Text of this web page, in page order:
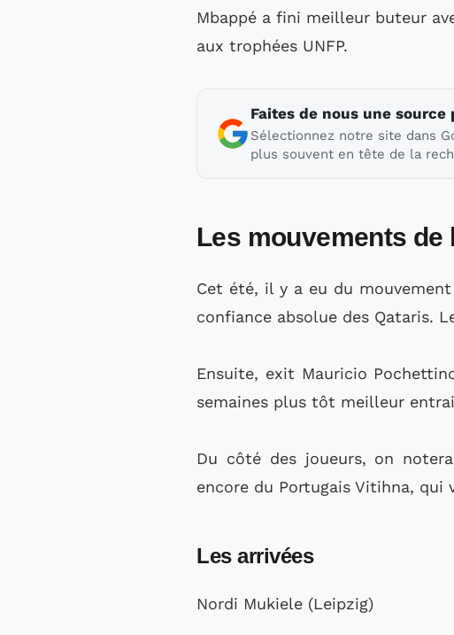
Mbappé a fini meilleur buteur
aux trophées UNFP.
Faites de nous une source
Sélectionnez notre site dans
plus souvent en tête de la
Les mouvements de
Cet été, il y a eu du
confiance absolue des Qataris.
Ensuite, exit Mauricio
semaines plus tôt meilleur
Du côté des joueurs, on
encore du Portugais Vitihna,
Les arrivées
Nordi Mukiele (Leipzig)